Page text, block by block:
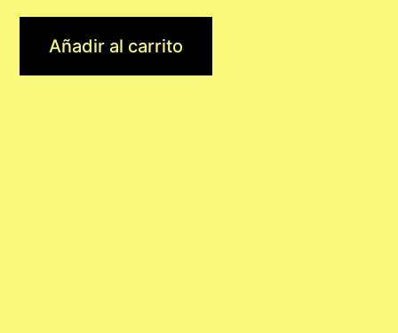
Añadir al carrito